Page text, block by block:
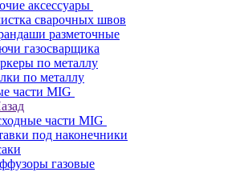
аксессуары
сварочных швов
разметочные
газосварщика
по металлу
по металлу
части MIG
части MIG
под наконечники
газовые